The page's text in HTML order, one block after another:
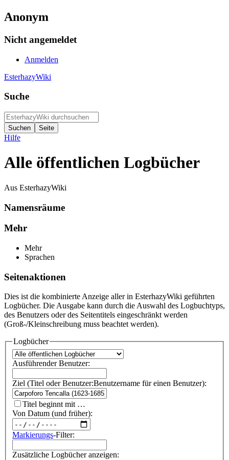
Anonym
Nicht angemeldet
Anmelden
EsterhazyWiki
Suche
Hilfe
Alle öffentlichen Logbücher
Aus EsterhazyWiki
Namensräume
Mehr
Mehr
Sprachen
Seitenaktionen
Dies ist die kombinierte Anzeige aller in EsterhazyWiki geführten
Logbücher. Die Ausgabe kann durch die Auswahl des Logbuchtyps,
des Benutzers oder des Seitentitels eingeschränkt werden
(Groß-/Kleinschreibung muss beachtet werden).
Logbücher
Ausführender Benutzer:
Ziel (Titel oder Benutzer:Benutzername für einen Benutzer):
Titel beginnt mit …
Von Datum (und früher):
Markierungs-Filter:
Zusätzliche Logbücher anzeigen: